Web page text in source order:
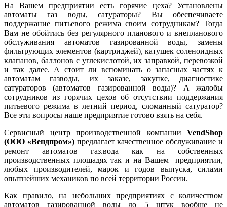
На Вашем предприятии есть горячие цеха? Установлены
автоматы газ воды, сатураторы? Вы обеспечиваете
поддержание питьевого режима своим сотрудникам? Тогда
Вам не обойтись без регулярного планового и внепланового
обслуживания автоматов газированной воды, замены
фильтрующих элементов (картриджей), катушек соленоидных
клапанов, баллонов с углекислотой, их заправкой, перевозкой
и так далее. А стоит ли вспоминать о запасных частях к
автоматам газводы, их заказе, закупке, диагностике
сатураторов (автоматов газированной воды)? А жалобы
сотрудников из горячих цехов об отсутствии поддержания
питьевого режима в летний период, сломанный сатуратор?
Все эти вопросы наше предприятие готово взять на себя.
Сервисный центр производственной компании VendShop
(ООО «Вендпром»)предлагает качественное обслуживание и
ремонт автоматов газ.вода как на собственных
производственных площадях так и на Вашем предприятии,
любых производителей, марок и годов выпуска, силами
опытнейших механиков по всей территории России.
Как правило, на небольших предприятиях с количеством
автоматов газированной воды до 5 штук вообще не